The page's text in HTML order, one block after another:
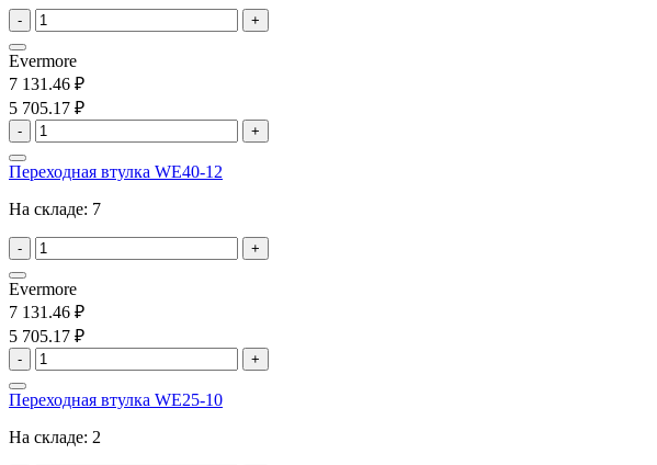
- +
Evermore
7 131.46 ₽
5 705.17 ₽
- +
Переходная втулка WE40-12
На складе: 7
- +
Evermore
7 131.46 ₽
5 705.17 ₽
- +
Переходная втулка WE25-10
На складе: 2